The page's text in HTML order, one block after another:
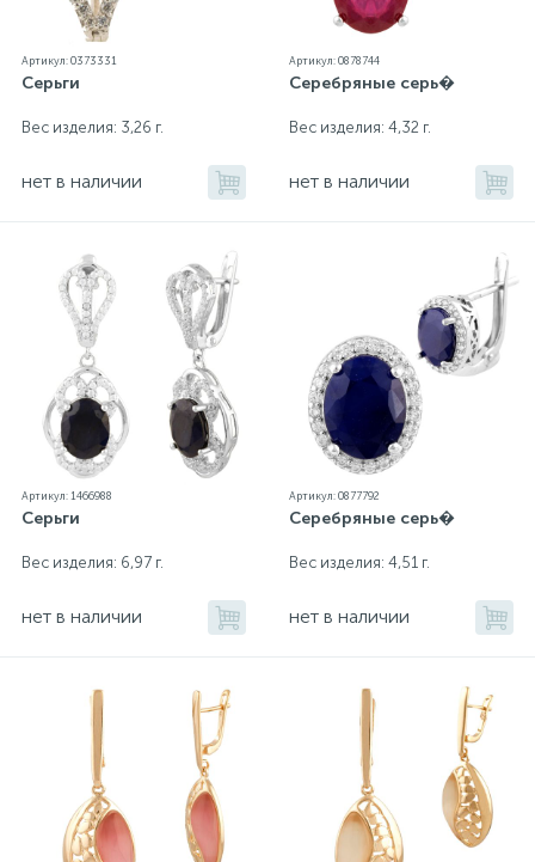
Артикул: 0373331
Серьги
Вес изделия: 3,26 г.
нет в наличии
Артикул: 0878744
Серебряные серь�
Вес изделия: 4,32 г.
нет в наличии
Артикул: 1466988
Серьги
Вес изделия: 6,97 г.
нет в наличии
Артикул: 0877792
Серебряные серь�
Вес изделия: 4,51 г.
нет в наличии